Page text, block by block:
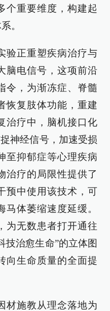
个重要维度，构建起
。
验正重塑疾病治疗与
脑电信号，这项前沿
令，为渐冻症、脊髓
恢复肢体功能，重建
治疗中，脑机接口化
神经信号，加速受损
至抑郁症等心理疾病
治疗的局限性提供了
预中使用该技术，可
体萎缩速度延缓。
为无数患者打开通往
技治愈生命”的立体图
向生命质量的全面提
材施教从理念落地为